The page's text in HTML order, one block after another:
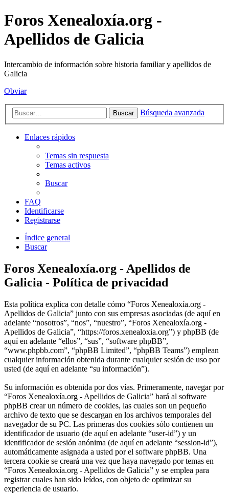
Foros Xenealoxía.org -
Apellidos de Galicia
Intercambio de información sobre historia familiar y apellidos de
Galicia
Obviar
Buscar Búsqueda avanzada
Enlaces rápidos
Temas sin respuesta
Temas activos
Buscar
FAQ
Identificarse
Registrarse
Índice general
Buscar
Foros Xenealoxía.org - Apellidos de
Galicia - Política de privacidad
Esta política explica con detalle cómo “Foros Xenealoxía.org -
Apellidos de Galicia” junto con sus empresas asociadas (de aquí en
adelante “nosotros”, “nos”, “nuestro”, “Foros Xenealoxía.org -
Apellidos de Galicia”, “https://foros.xenealoxia.org”) y phpBB (de
aquí en adelante “ellos”, “sus”, “software phpBB”,
“www.phpbb.com”, “phpBB Limited”, “phpBB Teams”) emplean
cualquier información obtenida durante cualquier sesión de uso por
usted (de aquí en adelante “su información”).
Su información es obtenida por dos vías. Primeramente, navegar por
“Foros Xenealoxía.org - Apellidos de Galicia” hará al software
phpBB crear un número de cookies, las cuales son un pequeño
archivo de texto que se descargan en los archivos temporales del
navegador de su PC. Las primeras dos cookies sólo contienen un
identificador de usuario (de aquí en adelante “user-id”) y un
identificador de sesión anónima (de aquí en adelante “session-id”),
automáticamente asignada a usted por el software phpBB. Una
tercera cookie se creará una vez que haya navegado por temas en
“Foros Xenealoxía.org - Apellidos de Galicia” y se emplea para
registrar cuales han sido leídos, con objeto de optimizar su
experiencia de usuario.